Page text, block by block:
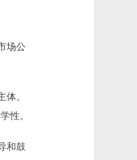
场公
。
性。
和鼓